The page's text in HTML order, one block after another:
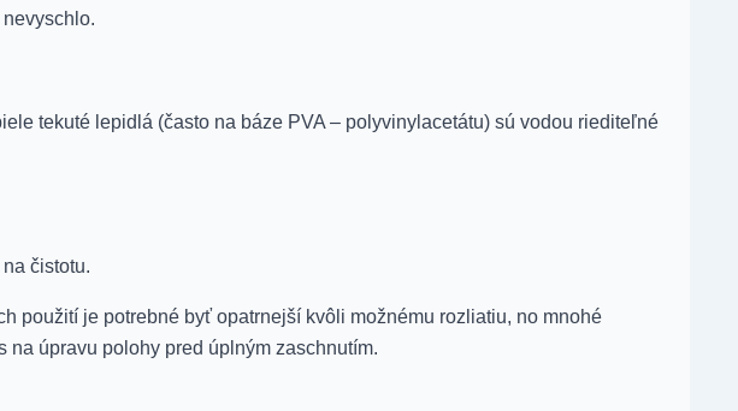
tekuté lepidlá (často na báze PVA – polyvinylacetátu) sú vodou riediteľné
čistotu.
použití je potrebné byť opatrnejší kvôli možnému rozliatiu, no mnohé
úpravu polohy pred úplným zaschnutím.